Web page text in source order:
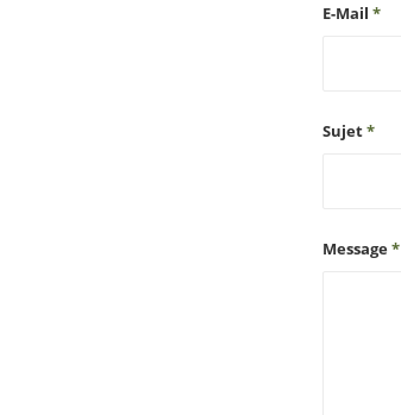
E-Mail*
Sujet*
Message*